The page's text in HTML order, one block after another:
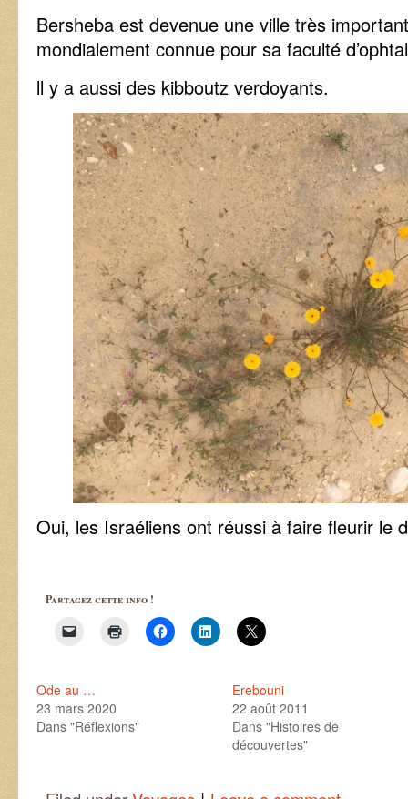
Bersheba est devenue une ville très
mondialement connue pour sa faculté
ll y a aussi des kibboutz verdoyants.
Oui, les Israéliens ont réussi à faire fleurir le
Partagez cette info !
Ode au …
23 mars 2020
Dans "Réflexions"
Erebouni
22 août 2011
Dans "Histoires de
découvertes"